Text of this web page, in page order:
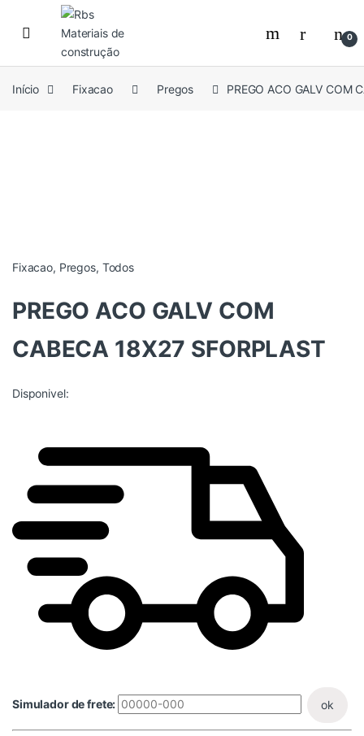
Skip to navigation
Skip to content
0
Início Fixacao Pregos PREGO ACO GALV COM
Fixacao, Pregos, Todos
PREGO ACO GALV COM
CABECA 18X27 SFORPLAST
Disponivel:
Simulador de frete: ok